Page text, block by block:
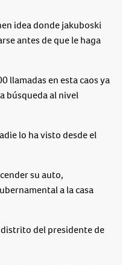
idea donde jakuboski
antes de que le haga
llamadas en esta caos ya
búsqueda al nivel
lo ha visto desde el
su auto,
a la casa
distrito del presidente de